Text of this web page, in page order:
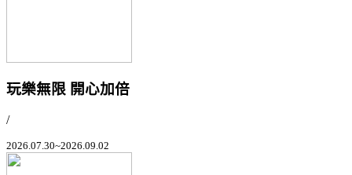
玩樂無限 開心加倍
/
2026.07.30~2026.09.02